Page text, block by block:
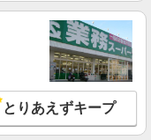
とりあえずキープ